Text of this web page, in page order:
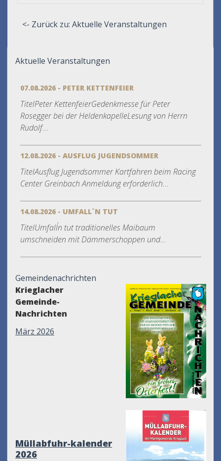
<- Zurück zu: Aktuelle Veranstaltungen
Aktuelle Veranstaltungen
07.08.2026 - PETER KETTENFEIER
TitelPeter KettenfeierGedenkmesse für Peter
Rosegger bei der HeldenkapelleLesung von Herrn
Rudolf...
12.08.2026 - AUSFLUG JUGENDSOMMER
TitelAusflug Jugendsommer Kartfahren beim Racing
Center Greinbach Anmeldung erforderlich...
14.08.2026 - UMFALL´N TUT
TitelUmfall´n tut traditionelles Maibaum
umschneiden mit Dämmerschoppen und...
Gemeindenachrichten
Krieglacher
Gemeinde-
Nachrichten
März 2026
Müllabfuhr-kalender
2026